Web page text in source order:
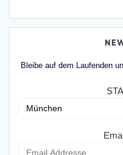
Bleibe auf dem Laufenden